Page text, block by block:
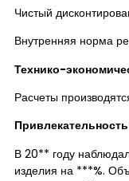
Чистый
Внутренняя норма
Технико-
Расчеты
В 20** году
изделия на ***%.